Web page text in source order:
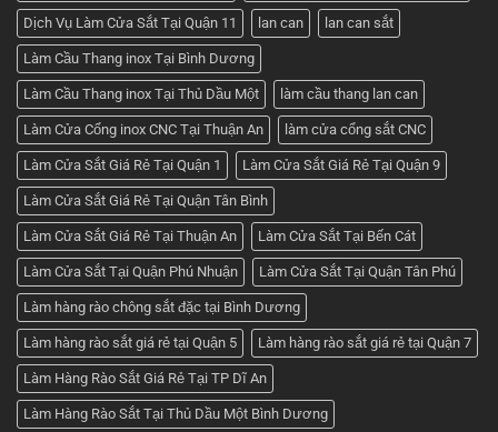
Dịch Vụ Làm Cửa Sắt Tại Quận 11 lan can lan can sắt
Làm Cầu Thang inox Tại Bình Dương
Làm Cầu Thang inox Tại Thủ Dầu Một làm cầu thang lan can
Làm Cửa Cổng inox CNC Tại Thuận An làm cửa cổng sắt CNC
Làm Cửa Sắt Giá Rẻ Tại Quận 1 Làm Cửa Sắt Giá Rẻ Tại Quận 9
Làm Cửa Sắt Giá Rẻ Tại Quận Tân Bình
Làm Cửa Sắt Giá Rẻ Tại Thuận An Làm Cửa Sắt Tại Bến Cát
Làm Cửa Sắt Tại Quận Phú Nhuận Làm Cửa Sắt Tại Quận Tân Phú
Làm hàng rào chông sắt đặc tại Bình Dương
Làm hàng rào sắt giá rẻ tại Quận 5 Làm hàng rào sắt giá rẻ tại Quận 7
Làm Hàng Rào Sắt Giá Rẻ Tại TP Dĩ An
Làm Hàng Rào Sắt Tại Thủ Dầu Một Bình Dương